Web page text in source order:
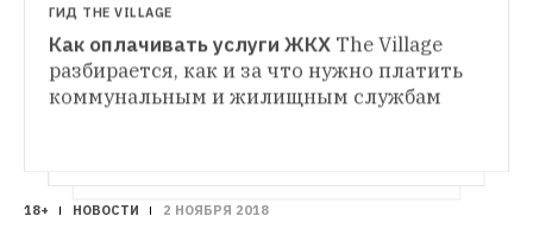
вызвать электрика и проголосовать
на собрании жильцов, не отрываясь
от смартфона
и конкурентами
ГИД THE VILLAGE
Как оплачивать услуги ЖКХ The Village
разбирается, как и за что нужно платить
коммунальным и жилищным службам
18+ НОВОСТИ 2 НОЯБРЯ 2018